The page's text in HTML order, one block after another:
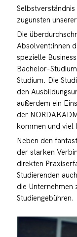
zugunsten
Die
Absolvent:innen
spezielle
Bachelor-
Studium. Die
den
außerdem ein
der
kommen und viel
Neben den
der starken
direkten
Studierenden
die Unternehmen
Studiengebühren.